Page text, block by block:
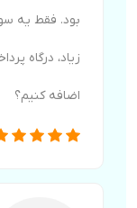
بود. فقط یه
زیاد، درگاه
اضافه کنیم؟